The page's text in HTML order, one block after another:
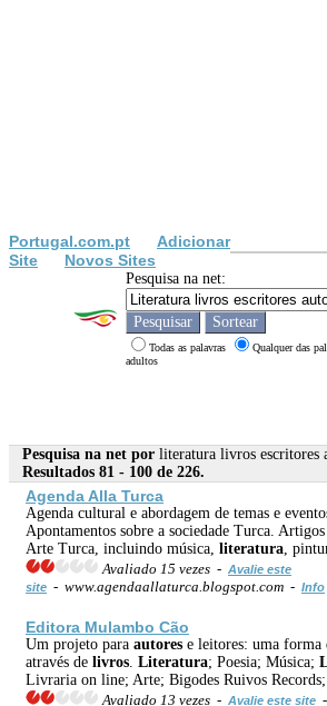
Portugal.com.pt
Adicionar
Site
Novos Sites
Pesquisa na net:
Todas as palavras Qualquer das
adultos
Pesquisa na net por literatura livros escritores
Resultados 81 - 100 de 226.
Agenda Alla Turca
Agenda cultural e abordagem de temas e
Apontamentos sobre a sociedade Turca.
Arte Turca, incluindo música, literatura ,
Avaliado 15 vezes - Avalie este
site - www.agendaallaturca.blogspot.com - Info
Editora Mulambo Cão
Um projeto para autores e leitores: uma forma
através de livros Literatura; Poesia; Música;
Livraria on line; Arte; Bigodes Ruivos
Avaliado 13 vezes - Avalie este site